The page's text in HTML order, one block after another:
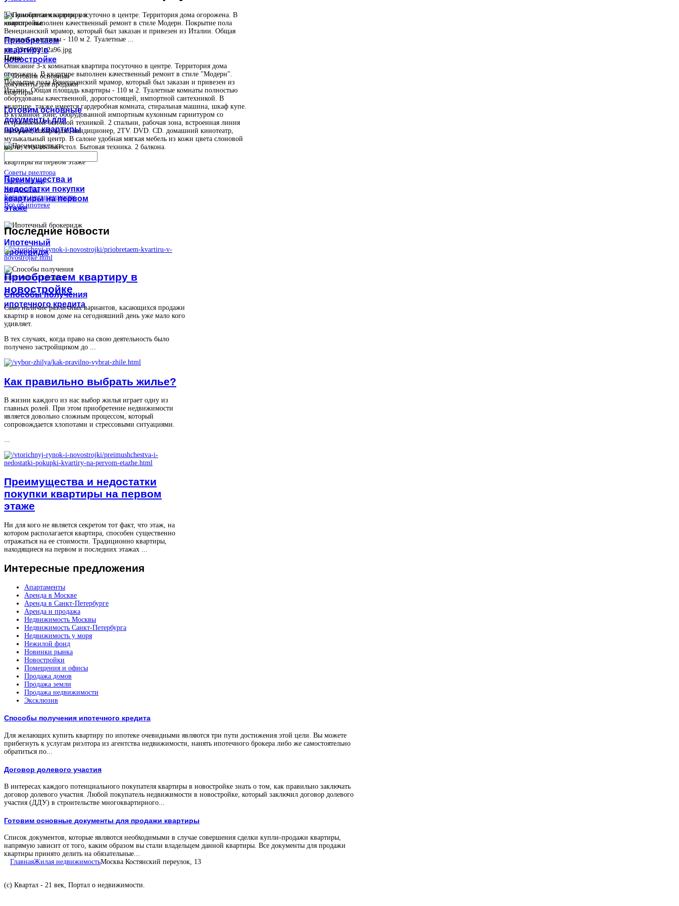
Приобретаем
квартиру в
новостройке
Готовим основные
документы для
продажи квартиры
Преимущества и
недостатки покупки
квартиры на первом
этаже
Ипотечный
брокеридж
Способы получения
ипотечного кредита
3-х комнатная квартира посуточно в центре. Территория дома огорожена. В
квартире выполнен качественный ремонт в стиле Модерн. Покрытие пола
Венецианский мрамор, который был заказан и привезен из Италии. Общая
площадь квартиры - 110 м 2. Туалетные ...
pic_53c67021c2a96.jpg
Цена:
Описание3-х комнатная квартира посуточно в центре. Территория дома
огорожена. В квартире выполнен качественный ремонт в стиле "Модерн".
Покрытие пола Венецианский мрамор, который был заказан и привезен из
Италии. Общая площадь квартиры - 110 м 2. Туалетные комнаты полностью
оборудованы качественной, дорогостоящей, импортной сантехникой. В
квартире, также имеется гардеробная комната, стиральная машина, шкаф купе.
В кухонной зоне, оборудованной импортным кухонным гарнитуром со
встраиваемой бытовой техникой. 2 спальни, рабочая зона, встроенная линия
интернет, шкаф-купе. кондиционер, 2TV. DVD. CD. домашний кинотеатр,
музыкальный центр. В салоне удобная мягкая мебель из кожи цвета слоновой
кости, стеклянный стол. Бытовая техника. 2 балкона.
Советы риелтора
Выбор жилья
Карта сайта
Каталог недвижимости
Все об ипотеке
Последниеновости
Приобретаем квартиру в
новостройке
Само наличие различных вариантов, касающихся продажи
квартир в новом доме на сегодняшний день уже мало кого
удивляет.
В тех случаях, когда право на свою деятельность было
получено застройщиком до ...
Как правильно выбрать жилье?
В жизни каждого из нас выбор жилья играет одну из
главных ролей. При этом приобретение недвижимости
является довольно сложным процессом, который
сопровождается хлопотами и стрессовыми ситуациями.
...
Преимущества и недостатки
покупки квартиры на первом
этаже
Ни для кого не является секретом тот факт, что этаж, на
котором располагается квартира, способен существенно
отражаться на ее стоимости. Традиционно квартиры,
находящиеся на первом и последних этажах ...
Интересные предложения
Апартаменты
Аренда в Москве
Аренда в Санкт-Петербурге
Аренда и продажа
Недвижимость Москвы
Недвижимость Санкт-Петербурга
Недвижимость у моря
Нежилой фонд
Новинки рынка
Новостройки
Помещения и офисы
Продажа домов
Продажа земли
Продажа недвижимости
Эксклюзив
Способы получения ипотечного кредита
Для желающих купить квартиру по ипотеке очевидными являются три пути достижения этой цели. Вы можете
прибегнуть к услугам риэлтора из агентства недвижимости, нанять ипотечного брокера либо же самостоятельно
обратиться по...
Договор долевого участия
В интересах каждого потенциального покупателя квартиры в новостройке знать о том, как правильно заключать
договор долевого участия. Любой покупатель недвижимости в новостройке, который заключил договор долевого
участия (ДДУ) в строительстве многоквартирного...
Готовим основные документы для продажи квартиры
Список документов, которые являются необходимыми в случае совершения сделки купли-продажи квартиры,
напрямую зависит от того, каким образом вы стали владельцем данной квартиры. Все документы для продажи
квартиры принято делить на обязательные...
ГлавнаяЖилая недвижимостьМосква Костянский переулок, 13
(с) Квартал - 21 век, Портал о недвижимости.